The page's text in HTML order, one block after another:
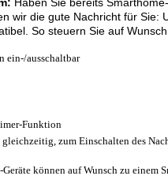
wir die gute Nachricht für Sie:
So steuern Sie auf
ein-/ausschaltbar
Funktion
zum Einschalten des
können auf Wunsch zu einem